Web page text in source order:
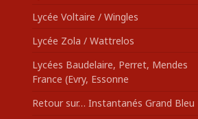
Lycée Voltaire / Wingles
Lycée Zola / Wattrelos
Lycées Baudelaire, Perret, Mendes
France (Evry, Essonne
Retour sur… Instantanés Grand Bleu